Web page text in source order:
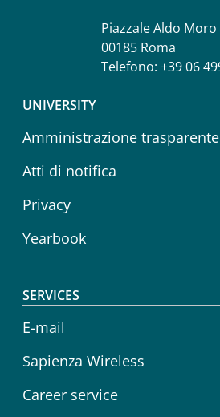
Piazzale Aldo Moro
00185 Roma
Telefono: +39 06
Footer menu
UNIVERSITY
Amministrazione trasparente
Atti di notifica
Privacy
Yearbook
SERVICES
E-mail
Sapienza Wireless
Career service